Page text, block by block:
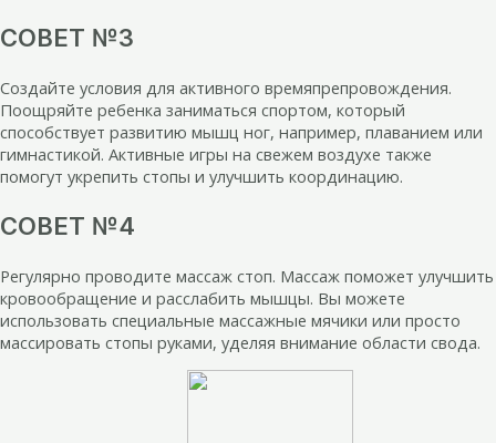
СОВЕТ №3
Создайте условия для активного времяпрепровождения.
Поощряйте ребенка заниматься спортом, который
способствует развитию мышц ног, например, плаванием или
гимнастикой. Активные игры на свежем воздухе также
помогут укрепить стопы и улучшить координацию.
СОВЕТ №4
Регулярно проводите массаж стоп. Массаж поможет улучшить
кровообращение и расслабить мышцы. Вы можете
использовать специальные массажные мячики или просто
массировать стопы руками, уделяя внимание области свода.